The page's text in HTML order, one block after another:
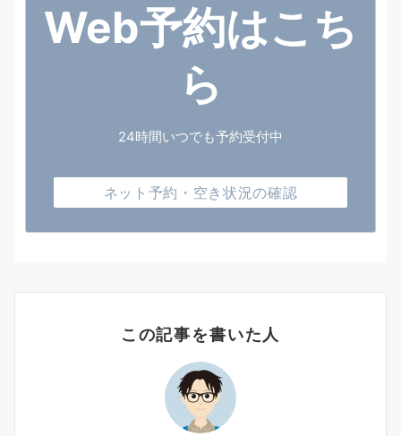
Web予約はこち
ら
24時間いつでも予約受付中
ネット予約・空き状況の確認
この記事を書いた人